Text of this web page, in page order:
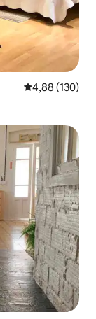
Средна
4,88 (130)